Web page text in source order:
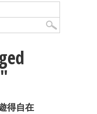
得自在